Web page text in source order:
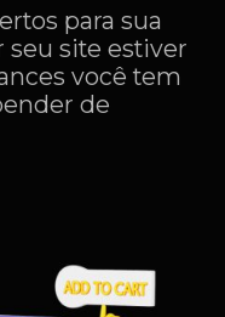
para sua
seu site estiver
você tem
de